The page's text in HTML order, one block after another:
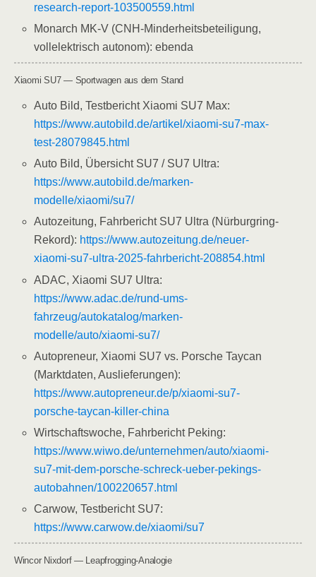
research-report-103500559.html
Monarch MK-V (CNH-Minderheitsbeteiligung,
vollelektrisch autonom): ebenda
Xiaomi SU7 — Sportwagen aus dem Stand
Auto Bild, Testbericht Xiaomi SU7 Max:
https://www.autobild.de/artikel/xiaomi-su7-max-
test-28079845.html
Auto Bild, Übersicht SU7 / SU7 Ultra:
https://www.autobild.de/marken-
modelle/xiaomi/su7/
Autozeitung, Fahrbericht SU7 Ultra (Nürburgring-
Rekord): https://www.autozeitung.de/neuer-
xiaomi-su7-ultra-2025-fahrbericht-208854.html
ADAC, Xiaomi SU7 Ultra:
https://www.adac.de/rund-ums-
fahrzeug/autokatalog/marken-
modelle/auto/xiaomi-su7/
Autopreneur, Xiaomi SU7 vs. Porsche Taycan
(Marktdaten, Auslieferungen):
https://www.autopreneur.de/p/xiaomi-su7-
porsche-taycan-killer-china
Wirtschaftswoche, Fahrbericht Peking:
https://www.wiwo.de/unternehmen/auto/xiaomi-
su7-mit-dem-porsche-schreck-ueber-pekings-
autobahnen/100220657.html
Carwow, Testbericht SU7:
https://www.carwow.de/xiaomi/su7
Wincor Nixdorf — Leapfrogging-Analogie